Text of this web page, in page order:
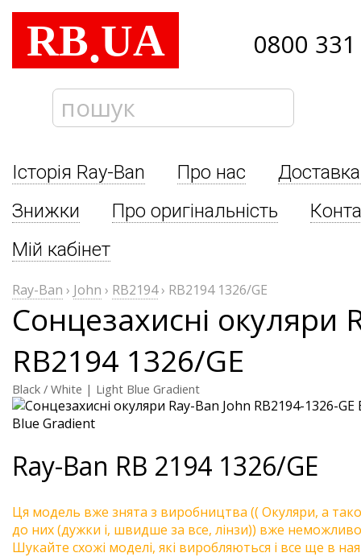
RB.UA 0800
Історія Ray-Ban Про нас
Знижки
Про оригінальність
Мій кабінет
Ray-Ban › John › RB2194› RB2194 1326/GE
Сонцезахисні окуляри
RB2194 1326/GE
Black / White | Light Blue Gradient
Ray-Ban RB 2194 1326/GE
Ця модель вже знята з виробництва (( Окуляри, а
до них (дужки і, швидше за все, лінзи)) вже неможливо
Шукайте схожі моделі, які виробляються і все ще в